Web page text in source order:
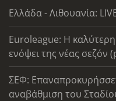
Ελλάδα - Λιθουανία:
Euroleague: Η
ενόψει της νέας σεζόν
ΣΕΦ:
αναβάθμιση του